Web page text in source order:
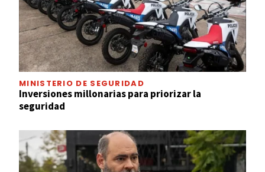
MINISTERIO DE SEGURIDAD
Inversiones millonarias para priorizar la
seguridad